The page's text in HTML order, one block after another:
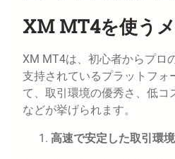
XM MT4を使う
XM MT4は、初心者からプロ
支持されているプラットフォ
て、取引環境の優秀さ、低コ
などが挙げられます。
高速で安定した取引環境